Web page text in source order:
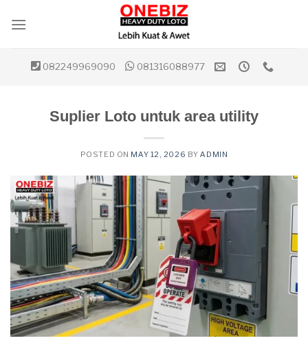
082249969090 081316088977
Suplier Loto untuk area utility
POSTED ON MAY 12, 2026 BYADMIN